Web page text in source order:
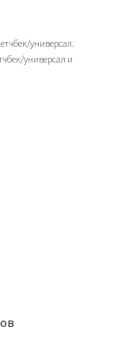
универсал.
универсал и